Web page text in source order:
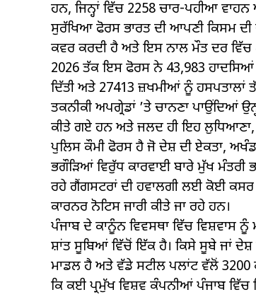
ਹਨ, ਜਿਨ੍ਹਾਂ ਵਿੱਚ 2258 ਚਾਰ-ਪਹੀਆ
ਸੁਰੱਖਿਆ ਫੋਰਸ ਭਾਰਤ ਦੀ ਆਪਣੀ ਕਿਸਮ
ਕਵਰ ਕਰਦੀ ਹੈ ਅਤੇ ਇਸ ਨਾਲ ਮੌਤ ਦਰ ਵਿੱਚ
2026 ਤੱਕ ਇਸ ਫੋਰਸ ਨੇ 43,983 ਹਾਦਸਿਆਂ
ਦਿੱਤੀ ਅਤੇ 27413 ਜ਼ਖਮੀਆਂ ਨੂੰ ਹਸਪਤਾਲਾਂ
ਤਕਨੀਕੀ ਅਪਗ੍ਰੇਡਾਂ ’ਤੇ ਚਾਨਣਾ ਪਾਉਂਦਿਆਂ
ਕੀਤੇ ਗਏ ਹਨ ਅਤੇ ਜਲਦ ਹੀ ਇਹ ਲੁਧਿਆਣਾ,
ਪੁਲਿਸ ਕੌਮੀ ਫੋਰਸ ਹੈ ਜੋ ਦੇਸ਼ ਦੀ ਏਕਤਾ,
ਭਗੌੜਿਆਂ ਵਿਰੁੱਧ ਕਾਰਵਾਈ ਬਾਰੇ ਮੁੱਖ ਮੰਤਰੀ
ਰਹੇ ਗੈਂਗਸਟਰਾਂ ਦੀ ਹਵਾਲਗੀ ਲਈ ਕੋਈ ਕਸਰ
ਕਾਰਨਰ ਨੋਟਿਸ ਜਾਰੀ ਕੀਤੇ ਜਾ ਰਹੇ ਹਨ।
ਪੰਜਾਬ ਦੇ ਕਾਨੂੰਨ ਵਿਵਸਥਾ ਵਿੱਚ ਵਿਸ਼ਵਾਸ
ਸ਼ਾਂਤ ਸੂਬਿਆਂ ਵਿੱਚੋਂ ਇੱਕ ਹੈ। ਕਿਸੇ ਸੂਬੇ ਜਾਂ
ਮਾਡਲ ਹੈ ਅਤੇ ਵੱਡੇ ਸਟੀਲ ਪਲਾਂਟ ਵੱਲੋਂ 3200
ਕਿ ਕਈ ਪ੍ਰਮੁੱਖ ਵਿਸ਼ਵ ਕੰਪਨੀਆਂ ਪੰਜਾਬ